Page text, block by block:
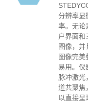
分辨率显
率。无论
户界面和
图像，
图像完
易用。
脉冲激光
道共聚焦
以直接呈